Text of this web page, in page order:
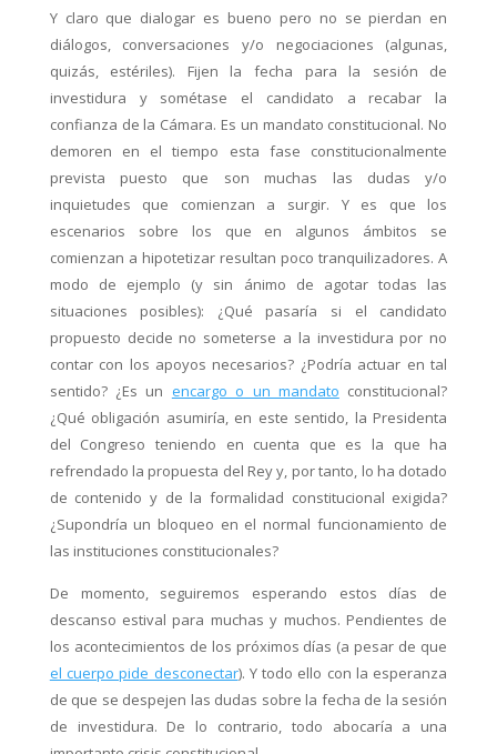
Y claro que dialogar es bueno pero no se pierdan en
diálogos, conversaciones y/o negociaciones (algunas,
quizás, estériles). Fijen la fecha para la sesión de
investidura y sométase el candidato a recabar la
confianza de la Cámara. Es un mandato constitucional. No
demoren en el tiempo esta fase constitucionalmente
prevista puesto que son muchas las dudas y/o
inquietudes que comienzan a surgir. Y es que los
escenarios sobre los que en algunos ámbitos se
comienzan a hipotetizar resultan poco tranquilizadores. A
modo de ejemplo (y sin ánimo de agotar todas las
situaciones posibles): ¿Qué pasaría si el candidato
propuesto decide no someterse a la investidura por no
contar con los apoyos necesarios? ¿Podría actuar en tal
sentido? ¿Es un encargo o un mandato constitucional?
¿Qué obligación asumiría, en este sentido, la Presidenta
del Congreso teniendo en cuenta que es la que ha
refrendado la propuesta del Rey y, por tanto, lo ha dotado
de contenido y de la formalidad constitucional exigida?
¿Supondría un bloqueo en el normal funcionamiento de
las instituciones constitucionales?
De momento, seguiremos esperando estos días de
descanso estival para muchas y muchos. Pendientes de
los acontecimientos de los próximos días (a pesar de que
el cuerpo pide desconectar). Y todo ello con la esperanza
de que se despejen las dudas sobre la fecha de la sesión
de investidura. De lo contrario, todo abocaría a una